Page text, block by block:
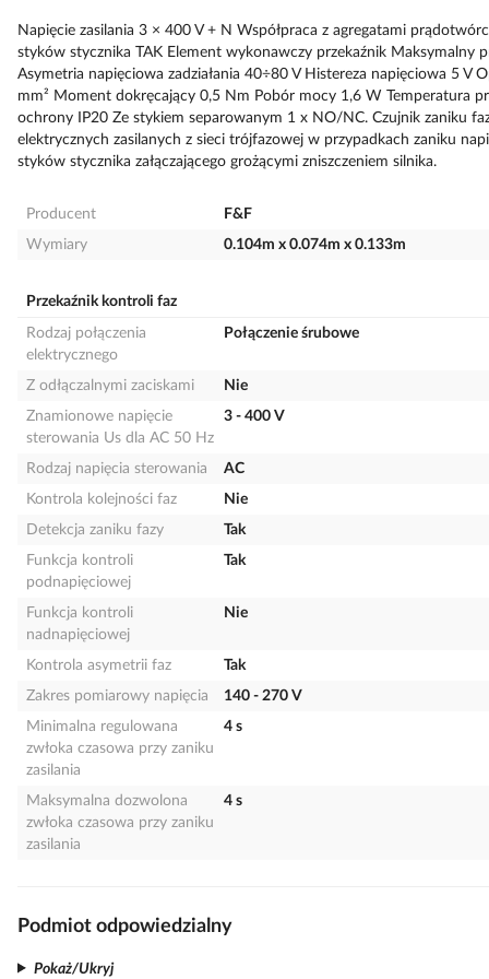
Napięcie zasilania 3 × 400 V + N Współpraca z agregatami
styków stycznika TAK Element wykonawczy przekaźnik
Asymetria napięciowa zadziałania 40÷80 V Histereza napięciowa 5 V
mm² Moment dokręcający 0,5 Nm Pobór mocy 1,6 W Temperatura
ochrony IP20 Ze stykiem separowanym 1 x NO/NC. Czujnik zaniku
elektrycznych zasilanych z sieci trójfazowej w przypadkach zaniku
styków stycznika załączającego grożącymi zniszczeniem silnika.
Producent
F&F
Wymiary
0.104m x 0.074m x 0.133m
Przekaźnik kontroli faz
Rodzaj połączenia
elektrycznego
Połączenie śrubowe
Z odłączalnymi zaciskami
Nie
Znamionowe napięcie
sterowania Us dla AC 50 Hz
3 - 400 V
Rodzaj napięcia sterowania
AC
Kontrola kolejności faz
Nie
Detekcja zaniku fazy
Tak
Funkcja kontroli
podnapięciowej
Tak
Funkcja kontroli
nadnapięciowej
Nie
Kontrola asymetrii faz
Tak
Zakres pomiarowy napięcia
140 - 270 V
Minimalna regulowana
zwłoka czasowa przy zaniku
zasilania
4 s
Maksymalna dozwolona
zwłoka czasowa przy zaniku
zasilania
4 s
Podmiot odpowiedzialny
Pokaż/Ukryj